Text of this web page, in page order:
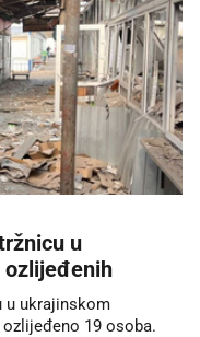
u
ozlijeđenih
u ukrajinskom
19 osoba.